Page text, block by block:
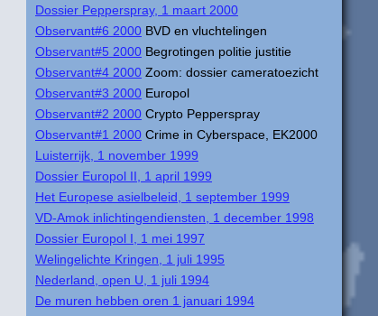
Dossier Pepperspray, 1 maart 2000
Observant#6 2000 BVD en vluchtelingen
Observant#5 2000 Begrotingen politie justitie
Observant#4 2000 Zoom: dossier cameratoezicht
Observant#3 2000 Europol
Observant#2 2000 Crypto Pepperspray
Observant#1 2000 Crime in Cyberspace, EK2000
Luisterrijk, 1 november 1999
Dossier Europol II, 1 april 1999
Het Europese asielbeleid, 1 september 1999
VD-Amok inlichtingendiensten, 1 december 1998
Dossier Europol I, 1 mei 1997
Welingelichte Kringen, 1 juli 1995
Nederland, open U, 1 juli 1994
De muren hebben oren 1 januari 1994